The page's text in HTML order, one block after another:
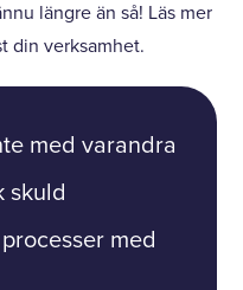
längre än så! Läs mer
din verksamhet.
med varandra
skuld
med